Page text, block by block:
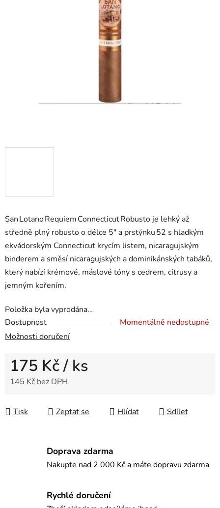
San Lotano Requiem Connecticut Robusto je lehký až
středně plný robusto o délce 5″ a prstýnku 52 s hladkým
ekvádorským Connecticut krycím listem, nicaragujským
binderem a směsí nicaragujských a dominikánských tabáků,
který nabízí krémové, máslové tóny s cedrem, citrusy a
jemným kořením.
Položka byla vyprodána…
Dostupnost
Momentálně nedostupné
Možnosti doručení
175 Kč/ ks
145 Kč bez DPH
Tisk
Zeptat se Hlídat Sdílet
Doprava zdarma
Nakupte nad 2 000 Kč a máte dopravu zdarma
Rychlé doručení